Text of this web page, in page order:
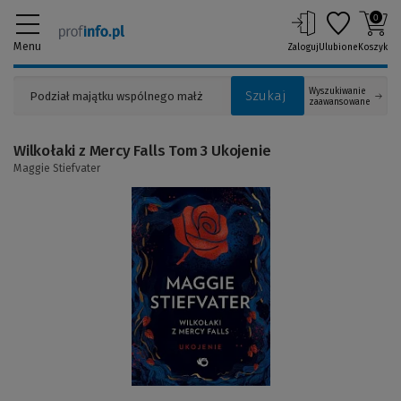
Menu
Szukaj
Wyszukiwanie
zaawansowane
ZalogujUlubione
0
Koszyk
do
Wilkołaki z Mercy Falls Tom 3 Ukojenie
Maggie Stiefvater